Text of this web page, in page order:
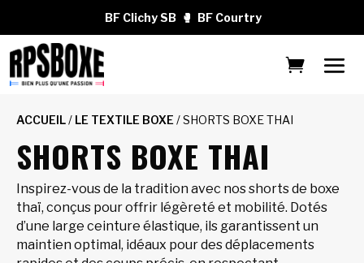
BF Clichy SB 🥊 BF Courtry
ACCUEIL/ LE TEXTILE BOXE / SHORTS BOXE THAI
SHORTS BOXE THAI
Inspirez-vous de la tradition avec nos shorts de boxe
thaï, conçus pour offrir légèreté et mobilité. Dotés
d’une large ceinture élastique, ils garantissent un
maintien optimal, idéaux pour des déplacements